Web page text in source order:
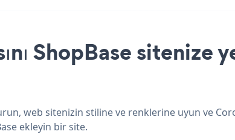
ShopBase sitenize
web sitenizin stiline ve renklerine uyun ve
ekleyin bir site.